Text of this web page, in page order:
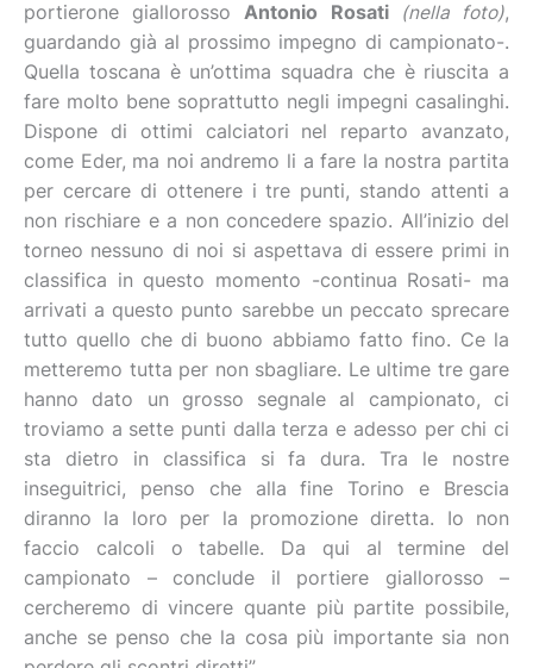
portierone giallorossoAntonio Rosati (nella foto),
guardando già al prossimo impegno di campionato-.
Quella toscana è un’ottima squadra che è riuscita a
fare molto bene soprattutto negli impegni casalinghi.
Dispone di ottimi calciatori nel reparto avanzato,
come Eder, ma noi andremo li a fare la nostra partita
per cercare di ottenere i tre punti, stando attenti a
non rischiare e a non concedere spazio. All’inizio del
torneo nessuno di noi si aspettava di essere primi in
classifica in questo momento -continua Rosati- ma
arrivati a questo punto sarebbe un peccato sprecare
tutto quello che di buono abbiamo fatto fino. Ce la
metteremo tutta per non sbagliare. Le ultime tre gare
hanno dato un grosso segnale al campionato, ci
troviamo a sette punti dalla terza e adesso per chi ci
sta dietro in classifica si fa dura. Tra le nostre
inseguitrici, penso che alla fine Torino e Brescia
diranno la loro per la promozione diretta. Io non
faccio calcoli o tabelle. Da qui al termine del
campionato – conclude il portiere giallorosso –
cercheremo di vincere quante più partite possibile,
anche se penso che la cosa più importante sia non